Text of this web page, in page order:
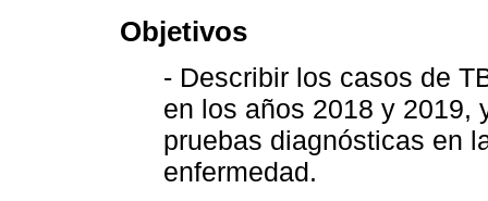
Objetivos
- Describir los casos de
en los años 2018 y 2019,
pruebas diagnósticas en
enfermedad.